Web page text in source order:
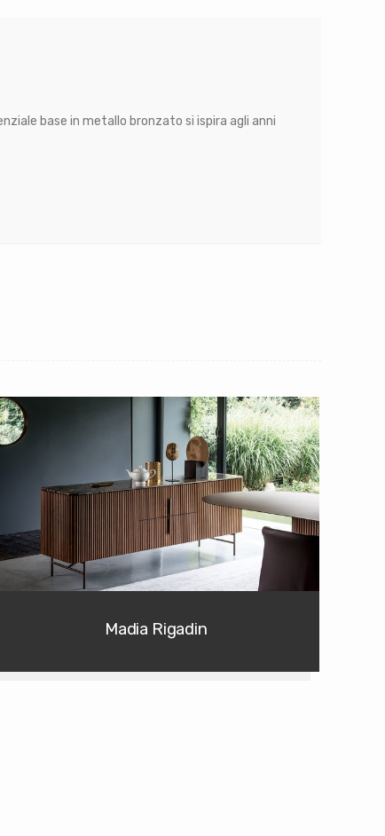
base in metallo bronzato si ispira agli anni
Madia Rigadin